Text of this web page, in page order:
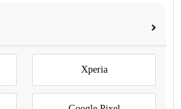
Xperia